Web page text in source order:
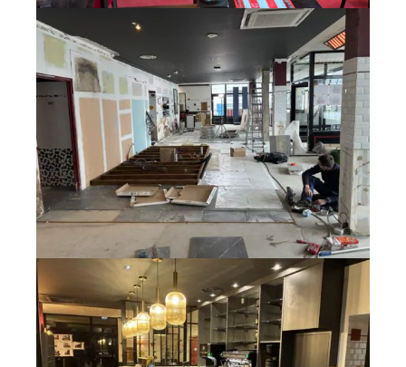
03 29 29 09 97
Lundi au vendredi ( 8h00 – 17h00 )